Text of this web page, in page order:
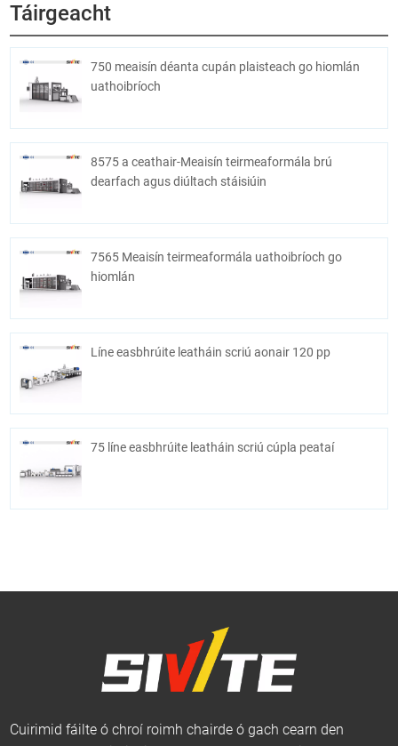
Táirgeacht
750 meaisín déanta cupán plaisteach go hiomlán
uathoibríoch
8575 a ceathair-Meaisín teirmeaformála brú
dearfach agus diúltach stáisiúin
7565 Meaisín teirmeaformála uathoibríoch go
hiomlán
Líne easbhrúite leatháin scriú aonair 120 pp
75 líne easbhrúite leatháin scriú cúpla peataí
Cuirimid fáilte ó chroí roimh chairde ó gach cearn den